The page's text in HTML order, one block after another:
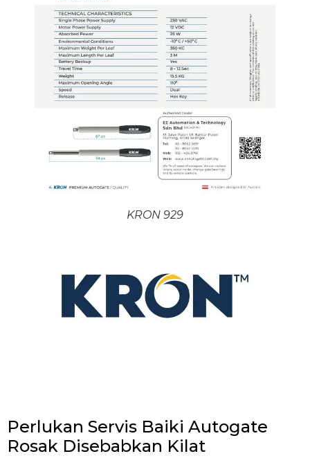
KRON 929
Perlukan Servis Baiki Autogate
Rosak Disebabkan Kilat